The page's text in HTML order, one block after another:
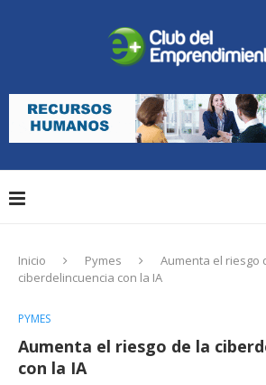
Inicio Pymes
Aumenta el riesgo
ciberdelincuencia con la IA
PYMES
Aumenta el riesgo de la
con la IA